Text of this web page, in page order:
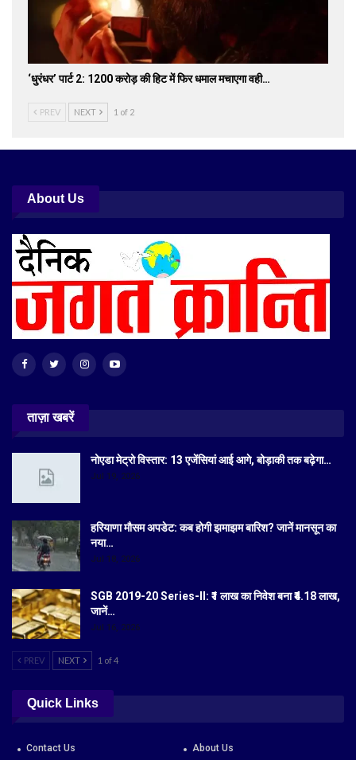
‘धुरंधर’ पार्ट 2: 1200 करोड़ की हिट में फिर धमाल मचाएगा वही…
PREV NEXT 1 of 2
About Us
ताज़ा खबरें
नोएडा मेट्रो विस्तार: 13 एजेंसियां आई आगे, बोड़ाकी तक बढ़ेगा…
Jul 19, 2026
हरियाणा मौसम अपडेट: कब होगी झमाझम बारिश? जानें मानसून का
नया…
Jul 18, 2026
SGB 2019-20 Series-II: ₹1 लाख का निवेश बना ₹4.18 लाख,
जानें…
Jul 16, 2026
PREV NEXT 1 of 4
Quick Links
Contact Us About Us